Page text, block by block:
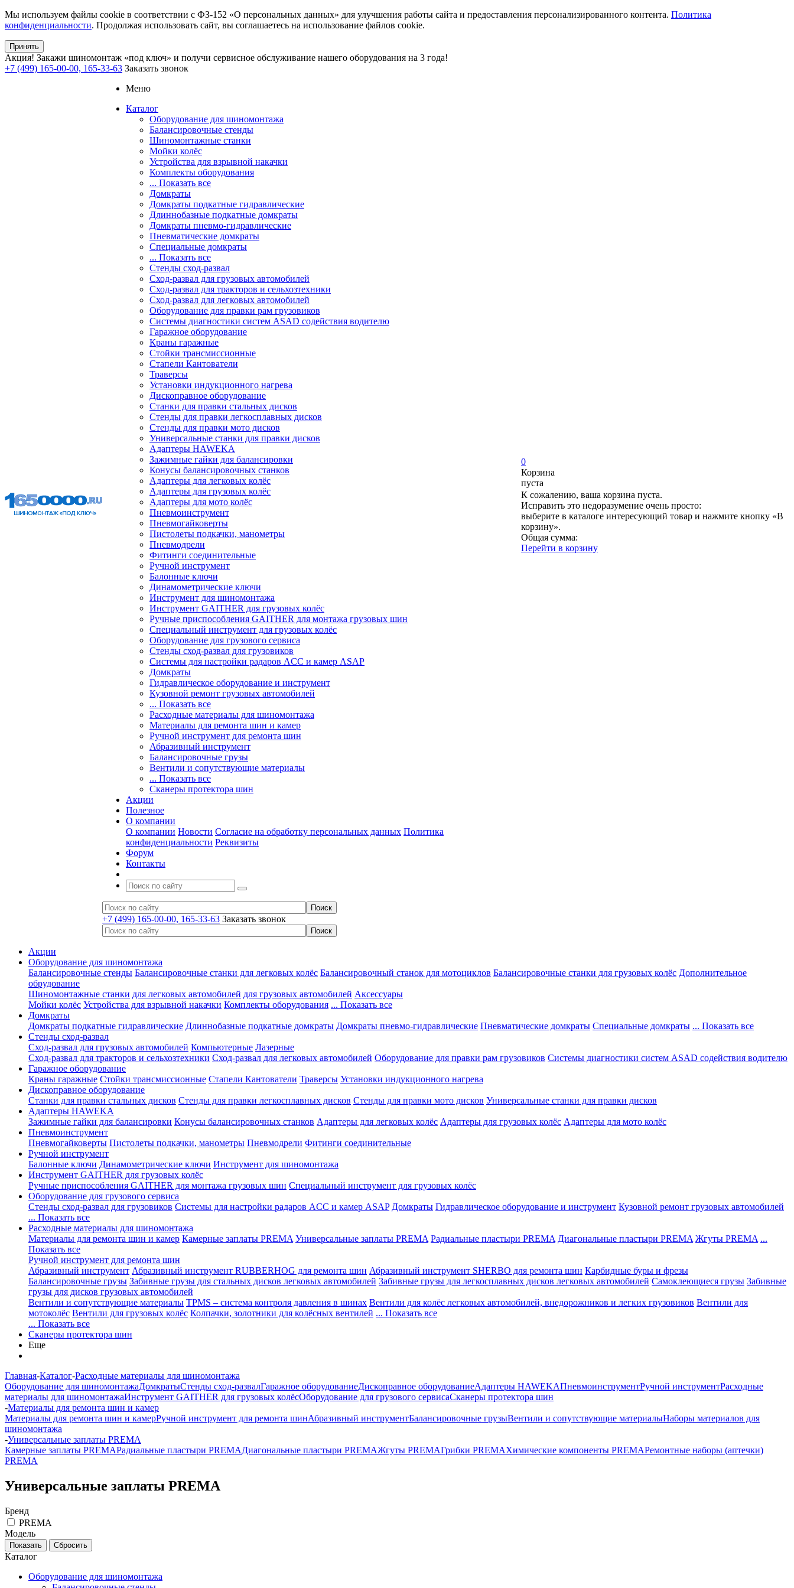
Мы используем файлы cookie в соответствии с ФЗ-152 «О персональных данных» для улучшения работы сайта и предоставления персонализированного контента. Политика
конфиденциальности. Продолжая использовать сайт, вы соглашаетесь на использование файлов cookie.
Принять
Акция! Закажи шиномонтаж «под ключ» и получи сервисное обслуживание нашего оборудования на 3 года!
+7 (499) 165-00-00, 165-33-63 Заказать звонок
Меню
Каталог
Оборудование для шиномонтажа
Балансировочные стенды
Шиномонтажные станки
Мойки колёс
Устройства для взрывной накачки
Комплекты оборудования
... Показать все
Домкраты
Домкраты подкатные гидравлические
Длиннобазные подкатные домкраты
Домкраты пневмо-гидравлические
Пневматические домкраты
Специальные домкраты
... Показать все
Стенды сход-развал
Сход-развал для грузовых автомобилей
Сход-развал для тракторов и сельхозтехники
Сход-развал для легковых автомобилей
Оборудование для правки рам грузовиков
Системы диагностики систем ASAD содействия водителю
Гаражное оборудование
Краны гаражные
Стойки трансмиссионные
Стапели Кантователи
Траверсы
Установки индукционного нагрева
Дископравное оборудование
Станки для правки стальных дисков
Стенды для правки легкосплавных дисков
Стенды для правки мото дисков
Универсальные станки для правки дисков
Адаптеры HAWEKA
Зажимные гайки для балансировки
Конусы балансировочных станков
Адаптеры для легковых колёс
Адаптеры для грузовых колёс
Адаптеры для мото колёс
Пневмоинструмент
Пневмогайковерты
Пистолеты подкачки, манометры
Пневмодрели
Фитинги соединительные
Ручной инструмент
Балонные ключи
Динамометрические ключи
Инструмент для шиномонтажа
Инструмент GAITHER для грузовых колёс
Ручные приспособления GAITHER для монтажа грузовых шин
Специальный инструмент для грузовых колёс
Оборудование для грузового сервиса
Стенды сход-развал для грузовиков
Системы для настройки радаров ACC и камер ASAP
Домкраты
Гидравлическое оборудование и инструмент
Кузовной ремонт грузовых автомобилей
... Показать все
Расходные материалы для шиномонтажа
Материалы для ремонта шин и камер
Ручной инструмент для ремонта шин
Абразивный инструмент
Балансировочные грузы
Вентили и сопутствующие материалы
... Показать все
Сканеры протектора шин
Акции
Полезное
О компании
О компании Новости Согласие на обработку персональных данных Политика
конфиденциальности Реквизиты
Форум
Контакты
+7 (499) 165-00-00, 165-33-63 Заказать звонок
0
Корзина
пуста
К сожалению, ваша корзина пуста.
Исправить это недоразумение очень просто:
выберите в каталоге интересующий товар и нажмите кнопку «В
корзину».
Общая сумма:
Перейти в корзину
Акции
Оборудование для шиномонтажа
Балансировочные стенды Балансировочные станки для легковых колёс Балансировочный станок для мотоциклов Балансировочные станки для грузовых колёс Дополнительное
обрудование
Шиномонтажные станки для легковых автомобилей для грузовых автомобилей Аксессуары
Мойки колёс Устройства для взрывной накачки Комплекты оборудования ... Показать все
Домкраты
Домкраты подкатные гидравлические Длиннобазные подкатные домкраты Домкраты пневмо-гидравлические Пневматические домкраты Специальные домкраты ... Показать все
Стенды сход-развал
Сход-развал для грузовых автомобилей Компьютерные Лазерные
Сход-развал для тракторов и сельхозтехники Сход-развал для легковых автомобилей Оборудование для правки рам грузовиков Системы диагностики систем ASAD содействия водителю
Гаражное оборудование
Краны гаражные Стойки трансмиссионные Стапели Кантователи Траверсы Установки индукционного нагрева
Дископравное оборудование
Станки для правки стальных дисков Стенды для правки легкосплавных дисков Стенды для правки мото дисков Универсальные станки для правки дисков
Адаптеры HAWEKA
Зажимные гайки для балансировки Конусы балансировочных станков Адаптеры для легковых колёс Адаптеры для грузовых колёс Адаптеры для мото колёс
Пневмоинструмент
Пневмогайковерты Пистолеты подкачки, манометры Пневмодрели Фитинги соединительные
Ручной инструмент
Балонные ключи Динамометрические ключи Инструмент для шиномонтажа
Инструмент GAITHER для грузовых колёс
Ручные приспособления GAITHER для монтажа грузовых шин Специальный инструмент для грузовых колёс
Оборудование для грузового сервиса
Стенды сход-развал для грузовиков Системы для настройки радаров ACC и камер ASAP Домкраты Гидравлическое оборудование и инструмент Кузовной ремонт грузовых автомобилей
... Показать все
Расходные материалы для шиномонтажа
Материалы для ремонта шин и камер Камерные заплаты PREMA Универсальные заплаты PREMA Радиальные пластыри PREMA Диагональные пластыри PREMA Жгуты PREMA ...
Показать все
Ручной инструмент для ремонта шин
Абразивный инструмент Абразивный инструмент RUBBERHOG для ремонта шин Абразивный инструмент SHERBO для ремонта шин Карбидные буры и фрезы
Балансировочные грузы Забивные грузы для стальных дисков легковых автомобилей Забивные грузы для легкосплавных дисков легковых автомобилей Самоклеющиеся грузы Забивные
грузы для дисков грузовых автомобилей
Вентили и сопутствующие материалы TPMS – система контроля давления в шинах Вентили для колёс легковых автомобилей, внедорожников и легких грузовиков Вентили для
мотоколёс Вентили для грузовых колёс Колпачки, золотники для колёсных вентилей ... Показать все
... Показать все
Сканеры протектора шин
Еще
Главная-Каталог-Расходные материалы для шиномонтажа
Оборудование для шиномонтажаДомкратыСтенды сход-развалГаражное оборудованиеДископравное оборудованиеАдаптеры HAWEKAПневмоинструментРучной инструментРасходные
материалы для шиномонтажаИнструмент GAITHER для грузовых колёсОборудование для грузового сервисаСканеры протектора шин
-Материалы для ремонта шин и камер
Материалы для ремонта шин и камерРучной инструмент для ремонта шинАбразивный инструментБалансировочные грузыВентили и сопутствующие материалыНаборы материалов для
шиномонтажа
-Универсальные заплаты PREMA
Камерные заплаты PREMAРадиальные пластыри PREMAДиагональные пластыри PREMAЖгуты PREMAГрибки PREMAХимические компоненты PREMAРемонтные наборы (аптечки)
PREMA
Универсальные заплаты PREMA
Бренд
PREMA
Модель
Каталог
Оборудование для шиномонтажа